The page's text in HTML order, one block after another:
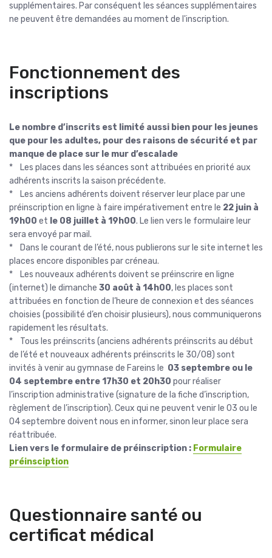
supplémentaires. Par conséquent les séances supplémentaires
ne peuvent être demandées au moment de l'inscription.
Fonctionnement des
inscriptions
Le nombre d’inscrits est limité aussi bien pour les jeunes
que pour les adultes, pour des raisons de sécurité et par
manque de place sur le mur d’escalade
­* Les places dans les séances sont attribuées en priorité aux
adhérents inscrits la saison précédente.
* Les anciens adhérents doivent réserver leur place par une
préinscription en ligne à faire impérativement entre le 22 juin à
19h00 et le 08 juillet à 19h00. Le lien vers le formulaire leur
sera envoyé par mail.
* Dans le courant de l’été, nous publierons sur le site internet les
places encore disponibles par créneau.
* Les nouveaux adhérents doivent se préinscrire en ligne
(internet) le dimanche 30 août à 14h00, les places sont
attribuées en fonction de l’heure de connexion et des séances
choisies (possibilité d’en choisir plusieurs), nous communiquerons
rapidement les résultats.
* Tous les préinscrits (anciens adhérents préinscrits au début
de l’été et nouveaux adhérents préinscrits le 30/08) sont
invités à venir au gymnase de Fareins le 03 septembre ou le
04 septembre entre 17h30 et 20h30 pour réaliser
l’inscription administrative (signature de la fiche d’inscription,
règlement de l’inscription). Ceux qui ne peuvent venir le 03 ou le
04 septembre doivent nous en informer, sinon leur place sera
réattribuée.
Lien vers le formulaire de préinscription : Formulaire
préinsciption
Questionnaire santé ou
certificat médical